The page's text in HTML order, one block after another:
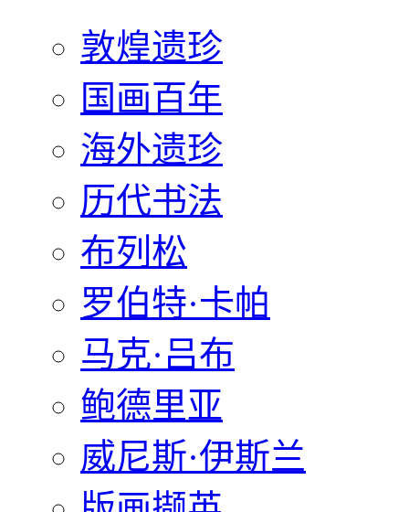
敦煌遗珍
国画百年
海外遗珍
历代书法
布列松
罗伯特·卡帕
马克·吕布
鲍德里亚
威尼斯·伊斯兰